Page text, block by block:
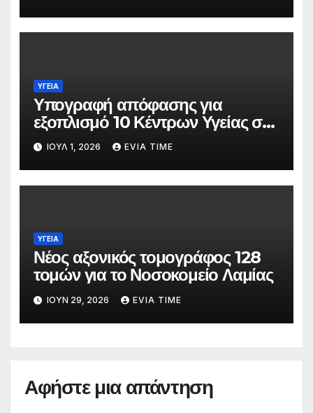
ΥΓΕΙΑ
Υπογραφή απόφασης για
εξοπλισμό 10 Κέντρων Υγείας στη
Στερεά Ελλάδα
ΙΟΎΛ 1, 2026 EVIA TIME
ΥΓΕΙΑ
Νέος αξονικός τομογράφος 128
τομών για το Νοσοκομείο Λαμίας
ΙΟΎΝ 29, 2026 EVIA TIME
Αφήστε μια απάντηση